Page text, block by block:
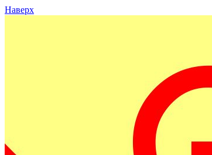
Наверх